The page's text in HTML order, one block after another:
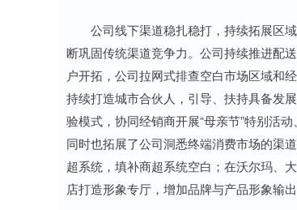
公司线下渠道稳扎稳打，持续拓展区域
断巩固传统渠道竞争力。公司持续推进配
户开拓，公司拉网式排查空白市场区域和
持续打造城市合伙人，引导、扶持具备发
验模式，协同经销商开展“母亲节”特别活
同时也拓展了公司洞悉终端消费市场的渠
超系统，填补商超系统空白；在沃尔玛、
店打造形象专厅，增加品牌与产品形象输